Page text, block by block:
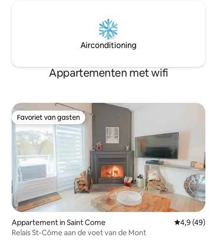
Airconditioning
Appartementen met wifi
Favoriet van gasten
Favoriet van gasten
Appartement in Saint Come
4,9 (49)
Relais St-Côme aan de voet van de Mont